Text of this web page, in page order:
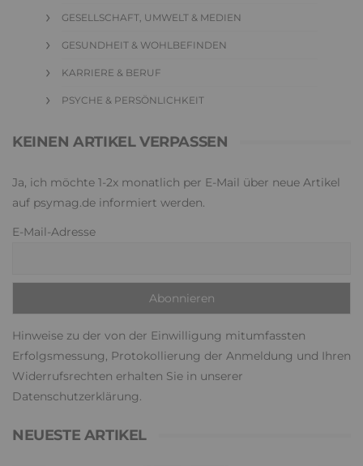
GESELLSCHAFT, UMWELT & MEDIEN
GESUNDHEIT & WOHLBEFINDEN
KARRIERE & BERUF
PSYCHE & PERSÖNLICHKEIT
KEINEN ARTIKEL VERPASSEN
Ja, ich möchte 1-2x monatlich per E-Mail über neue Artikel
auf psymag.de informiert werden.
E-Mail-Adresse
Hinweise zu der von der Einwilligung mitumfassten
Erfolgsmessung, Protokollierung der Anmeldung und Ihren
Widerrufsrechten erhalten Sie in unserer
Datenschutzerklärung.
NEUESTE ARTIKEL